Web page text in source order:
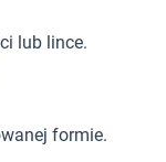
lub lince.
formie.